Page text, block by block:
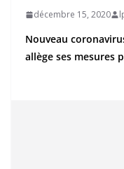
décembre 15, 2020
Nouveau
allège ses mesures